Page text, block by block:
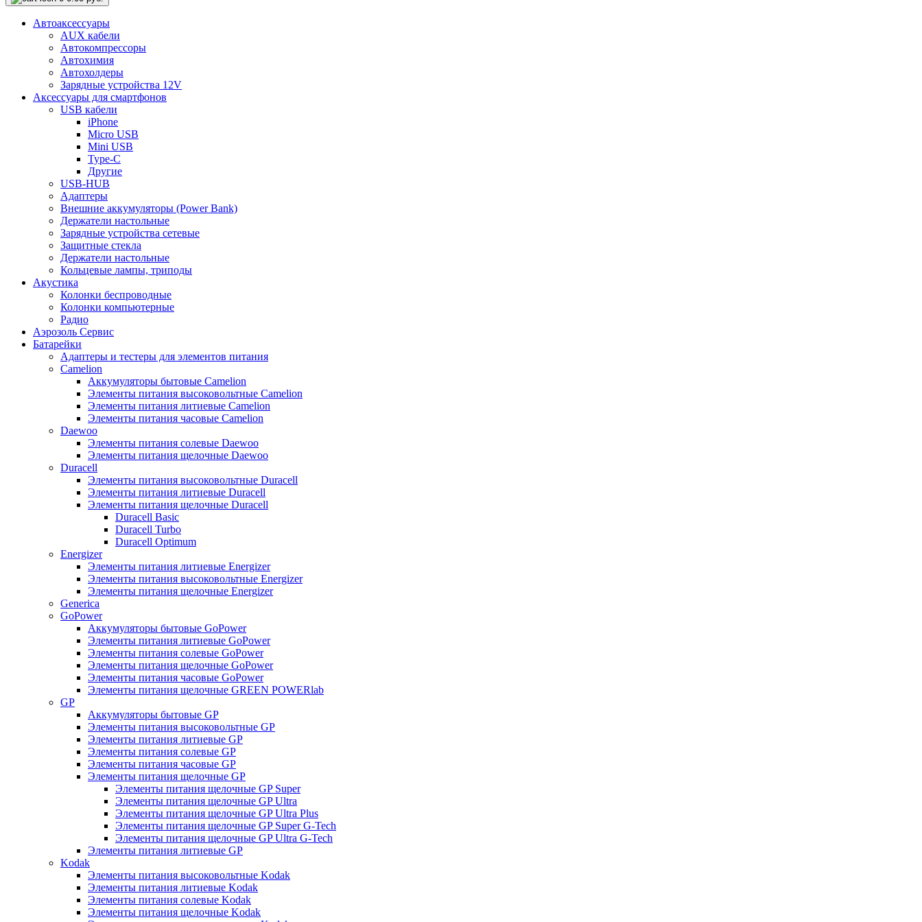
Автоаксессуары
AUX кабели
Автокомпрессоры
Автохимия
Автохолдеры
Зарядные устройства 12V
Аксессуары для смартфонов
USB кабели
iPhone
Micro USB
Mini USB
Type-C
Другие
USB-HUB
Адаптеры
Внешние аккумуляторы (Power Bank)
Держатели настольные
Зарядные устройства сетевые
Защитные стекла
Держатели настольные
Кольцевые лампы, триподы
Акустика
Колонки беспроводные
Колонки компьютерные
Радио
Аэрозоль Сервис
Батарейки
Aдаптеры и тестеры для элементов питания
Camelion
Аккумуляторы бытовые Camelion
Элементы питания высоковольтные Camelion
Элементы питания литиевые Camelion
Элементы питания часовые Camelion
Daewoo
Элементы питания солевые Daewoo
Элементы питания щелочные Daewoo
Duracell
Элементы питания высоковольтные Duracell
Элементы питания литиевые Duracell
Элементы питания щелочные Duracell
Duracell Basic
Duracell Turbo
Duracell Optimum
Energizer
Элементы питания литиевые Energizer
Элементы питания высоковольтные Energizer
Элементы питания щелочные Energizer
Generica
GoPower
Аккумуляторы бытовые GoPower
Элементы питания литиевые GoPower
Элементы питания солевые GoPower
Элементы питания щелочные GoPower
Элементы питания часовые GoPower
Элементы питания щелочные GREEN POWERlab
GP
Аккумуляторы бытовые GP
Элементы питания высоковольтные GP
Элементы питания литиевые GP
Элементы питания солевые GP
Элементы питания часовые GP
Элементы питания щелочные GP
Элементы питания щелочные GP Super
Элементы питания щелочные GP Ultra
Элементы питания щелочные GP Ultra Plus
Элементы питания щелочные GP Super G-Tech
Элементы питания щелочные GP Ultra G-Tech
Элементы питания литиевые GP
Kodak
Элементы питания высоковольтные Kodak
Элементы питания литиевые Kodak
Элементы питания солевые Kodak
Элементы питания щелочные Kodak